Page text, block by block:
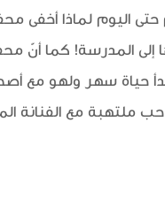
اليوم لماذا أخفى
إلى المدرسة! كما أنّ
حياة سهر ولهو مع
ملتهبة مع الفنانة